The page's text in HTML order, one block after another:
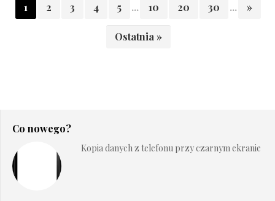
1 2 3 4 5 ... 10 20 30 ... »
Ostatnia »
Co nowego?
Kopia danych z telefonu przy czarnym ekranie